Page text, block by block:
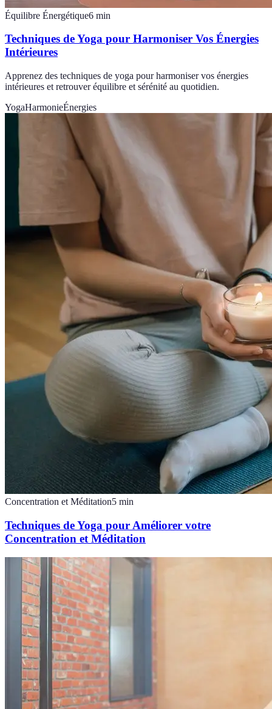
Équilibre Énergétique6 min
Techniques de Yoga pour Harmoniser Vos Énergies
Intérieures
Apprenez des techniques de yoga pour harmoniser vos énergies
intérieures et retrouver équilibre et sérénité au quotidien.
YogaHarmonieÉnergies
Concentration et Méditation5 min
Techniques de Yoga pour Améliorer votre
Concentration et Méditation